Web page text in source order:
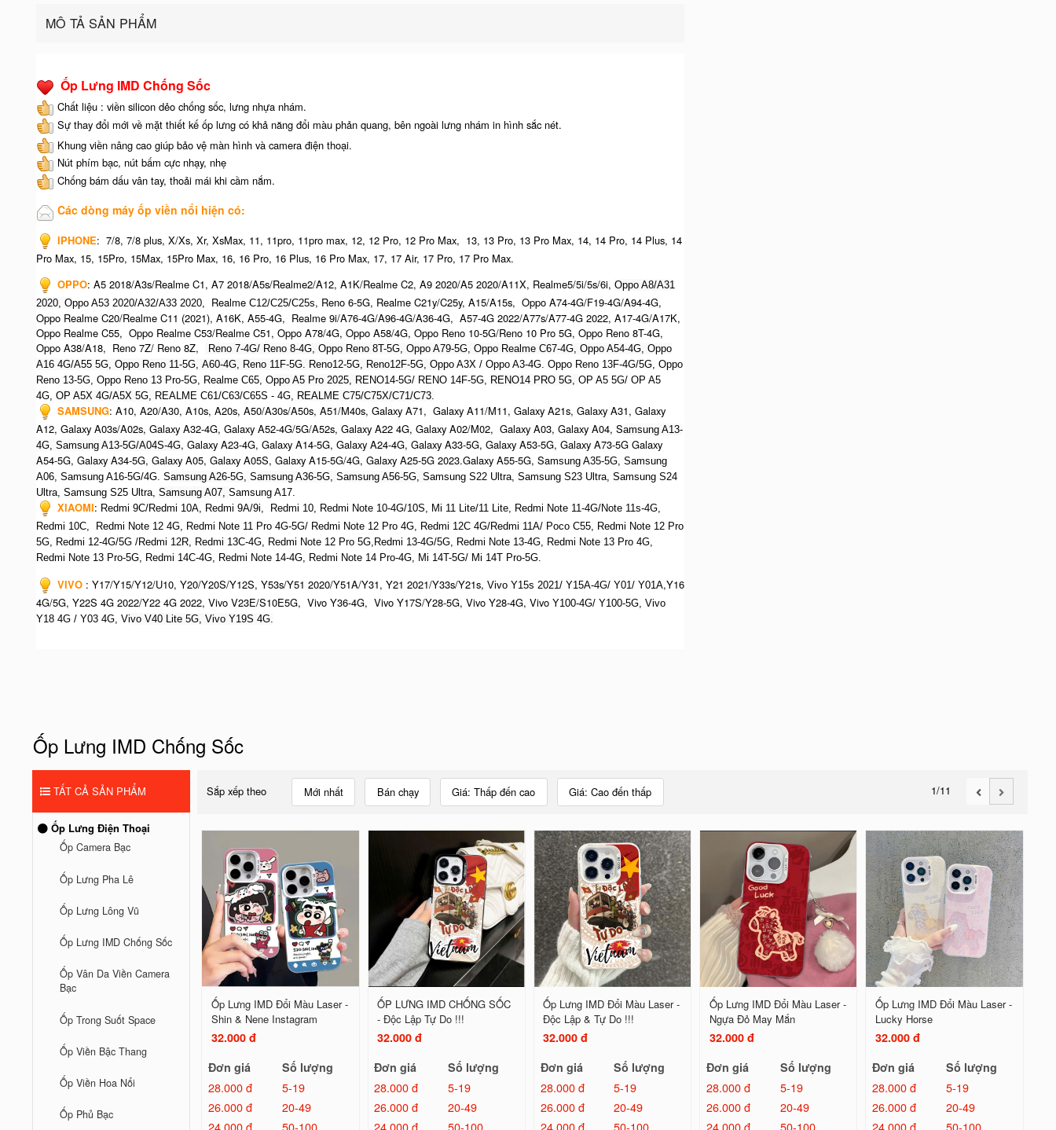
MÔ TẢ SẢN PHẨM
Ốp Lưng IMD Chống Sốc
Chất liệu : viền silicon dẻo chống sốc, lưng nhựa nhám.
Sự thay đổi mới về mặt thiết kế ốp lưng có khả năng đổi màu phản quang, bên ngoài lưng nhám in hình sắc nét.
Khung viền nâng cao giúp bảo vệ màn hình và camera điện thoại.
Nút phím bạc, nút bấm cực nhạy, nhẹ
Chống bám dấu vân tay, thoải mái khi cầm nắm.
Các dòng máy ốp viền nổi hiện có:
IPHONE: 7/8, 7/8 plus, X/Xs, Xr, XsMax, 11, 11pro, 11pro max, 12, 12 Pro, 12 Pro Max, 13, 13 Pro, 13 Pro Max, 14, 14 Pro, 14 Plus, 14
Pro Max, 15, 15Pro, 15Max, 15Pro Max, 16, 16 Pro, 16 Plus, 16 Pro Max, 17, 17 Air, 17 Pro, 17 Pro Max.
OPPO: A5 2018/A3s/Realme C1, A7 2018/A5s/Realme2/A12, A1K/Realme C2, A9 2020/A5 2020/A11X, Realme5/5i/5s/6i, Oppo A8/A31
2020, Oppo A53 2020/A32/A33 2020, Realme C12/C25/C25s, Reno 6-5G, Realme C21y/C25y, A15/A15s, Oppo A74-4G/F19-4G/A94-4G,
Oppo Realme C20/Realme C11 (2021), A16K, A55-4G, Realme 9i/A76-4G/A96-4G/A36-4G, A57-4G 2022/A77s/A77-4G 2022, A17-4G/A17K,
Oppo Realme C55, Oppo Realme C53/Realme C51, Oppo A78/4G, Oppo A58/4G, Oppo Reno 10-5G/Reno 10 Pro 5G, Oppo Reno 8T-4G,
Oppo A38/A18, Reno 7Z/ Reno 8Z,
Reno 7-4G/ Reno 8-4G, Oppo Reno 8T-5G, Oppo A79-5G, Oppo Realme C67-4G, Oppo A54-4G, Oppo
A16 4G/A55 5G, Oppo Reno 11-5G, A60-4G, Reno 11F-5G. Reno12-5G, Reno12F-5G, Oppo A3X / Oppo A3-4G. Oppo Reno 13F-4G/5G, Oppo
Reno 13-5G, Oppo Reno 13 Pro-5G, Realme C65, Oppo A5 Pro 2025, RENO14-5G/ RENO 14F-5G, RENO14 PRO 5G, OP A5 5G/ OP A5
4G, OP A5X 4G/A5X 5G, REALME C61/C63/C65S - 4G, REALME C75/C75X/C71/C73.
SAMSUNG: A10, A20/A30, A10s, A20s, A50/A30s/A50s, A51/M40s, Galaxy A71, Galaxy A11/M11, Galaxy A21s, Galaxy A31, Galaxy
A12, Galaxy A03s/A02s, Galaxy A32-4G, Galaxy A52-4G/5G/A52s, Galaxy A22 4G, Galaxy A02/M02, Galaxy A03, Galaxy A04, Samsung A13-
4G, Samsung A13-5G/A04S-4G, Galaxy A23-4G, Galaxy A14-5G, Galaxy A24-4G, Galaxy A33-5G, Galaxy A53-5G, Galaxy A73-5G Galaxy
A54-5G, Galaxy A34-5G, Galaxy A05, Galaxy A05S, Galaxy A15-5G/4G, Galaxy A25-5G 2023.Galaxy A55-5G, Samsung A35-5G, Samsung
A06, Samsung A16-5G/4G. Samsung A26-5G, Samsung A36-5G, Samsung A56-5G, Samsung S22 Ultra, Samsung S23 Ultra, Samsung S24
Ultra, Samsung S25 Ultra, Samsung A07, Samsung A17.
XIAOMI: Redmi 9C/Redmi 10A, Redmi 9A/9i, Redmi 10, Redmi Note 10-4G/10S, Mi 11 Lite/11 Lite, Redmi Note 11-4G/Note 11s-4G,
Redmi 10C, Redmi Note 12 4G, Redmi Note 11 Pro 4G-5G/ Redmi Note 12 Pro 4G, Redmi 12C 4G/Redmi 11A/ Poco C55, Redmi Note 12 Pro
5G, Redmi 12-4G/5G /Redmi 12R, Redmi 13C-4G, Redmi Note 12 Pro 5G,Redmi 13-4G/5G, Redmi Note 13-4G, Redmi Note 13 Pro 4G,
Redmi Note 13 Pro-5G, Redmi 14C-4G, Redmi Note 14-4G, Redmi Note 14 Pro-4G, Mi 14T-5G/ Mi 14T Pro-5G.
VIVO : Y17/Y15/Y12/U10, Y20/Y20S/Y12S, Y53s/Y51 2020/Y51A/Y31, Y21 2021/Y33s/Y21s, Vivo Y15s 2021/ Y15A-4G/ Y01/ Y01A,Y16
4G/5G, Y22S 4G 2022/Y22 4G 2022, Vivo V23E/S10E5G, Vivo Y36-4G, Vivo Y17S/Y28-5G, Vivo Y28-4G, Vivo Y100-4G/ Y100-5G, Vivo
Y18 4G / Y03 4G, Vivo V40 Lite 5G, Vivo Y19S 4G.
Ốp Lưng IMD Chống Sốc
TẤT CẢ SẢN PHẨM
Ốp Lưng Điện Thoại
Ốp Camera Bạc
Ốp Lưng Pha Lê
Ốp Lưng Lông Vũ
Ốp Lưng IMD Chống Sốc
Ốp Vân Da Viền Camera
Bạc
Ốp Trong Suốt Space
Ốp Viền Bậc Thang
Ốp Viền Hoa Nổi
Ốp Phủ Bạc
Sắp xếp theo Mới nhất Bán chạy Giá: Thấp đến cao Giá: Cao đến thấp 1/11
Ốp Lưng IMD Đổi Màu Laser -
Shin & Nene Instagram
32.000 đ
Đơn giá
Số lượng
28.000 đ
5-19
26.000 đ
20-49
24.000 đ
50-100
ỐP LƯNG IMD CHỐNG SỐC
- Độc Lập Tự Do !!!
32.000 đ
Đơn giá
Số lượng
28.000 đ
5-19
26.000 đ
20-49
24.000 đ
50-100
Ốp Lưng IMD Đổi Màu Laser -
Độc Lập & Tự Do !!!
32.000 đ
Đơn giá
Số lượng
28.000 đ
5-19
26.000 đ
20-49
24.000 đ
50-100
Ốp Lưng IMD Đổi Màu Laser -
Ngựa Đỏ May Mắn
32.000 đ
Đơn giá
Số lượng
28.000 đ
5-19
26.000 đ
20-49
24.000 đ
50-100
Ốp Lưng IMD Đổi Màu Laser -
Lucky Horse
32.000 đ
Đơn giá
Số lượng
28.000 đ
5-19
26.000 đ
20-49
24.000 đ
50-100